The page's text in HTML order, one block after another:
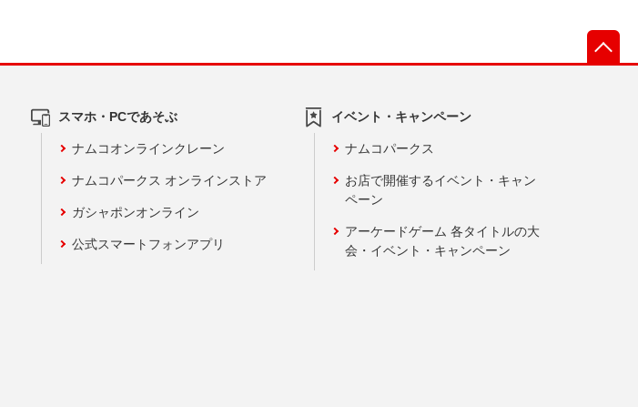
スマホ・PCであそぶ
ナムコオンラインクレーン
ナムコパークス オンラインストア
ガシャポンオンライン
公式スマートフォンアプリ
イベント・キャンペーン
ナムコパークス
お店で開催するイベント・キャン
ペーン
アーケードゲーム 各タイトルの大
会・イベント・キャンペーン